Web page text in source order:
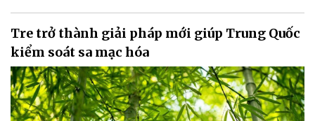
Tre trở thành giải pháp mới giúp Trung Quốc
kiểm soát sa mạc hóa